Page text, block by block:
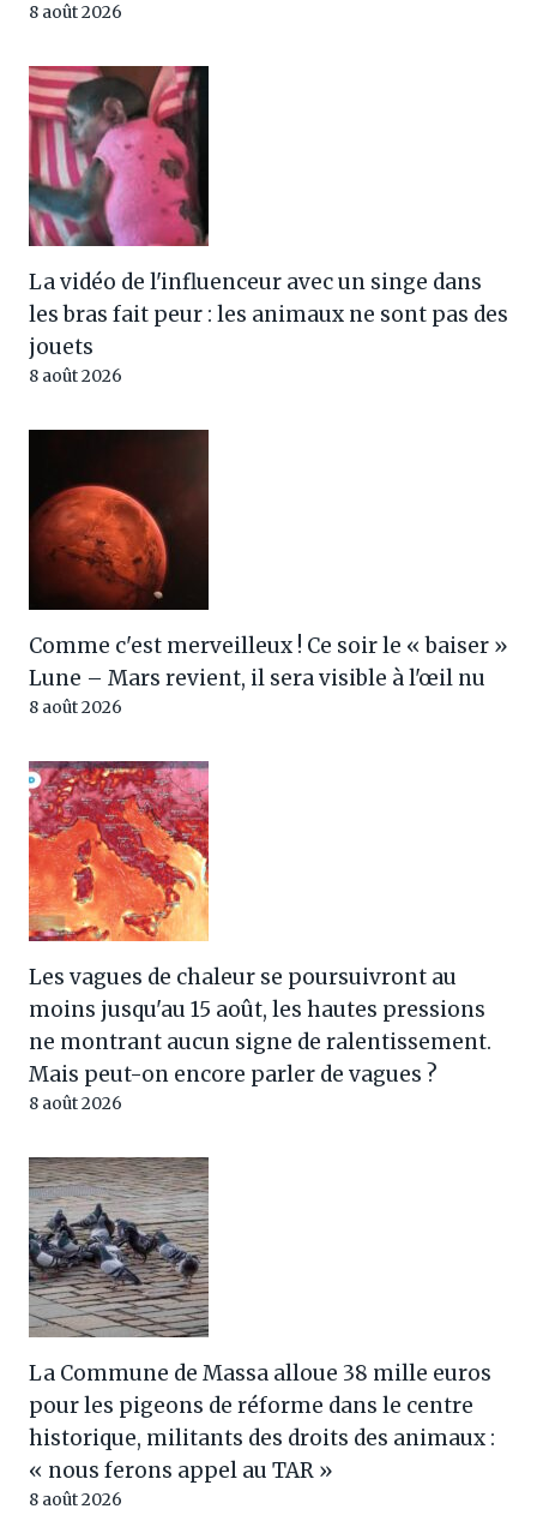
8 août 2026
La vidéo de l'influenceur avec un singe dans
les bras fait peur : les animaux ne sont pas des
jouets
8 août 2026
Comme c'est merveilleux ! Ce soir le « baiser »
Lune – Mars revient, il sera visible à l'œil nu
8 août 2026
Les vagues de chaleur se poursuivront au
moins jusqu'au 15 août, les hautes pressions
ne montrant aucun signe de ralentissement.
Mais peut-on encore parler de vagues ?
8 août 2026
La Commune de Massa alloue 38 mille euros
pour les pigeons de réforme dans le centre
historique, militants des droits des animaux :
« nous ferons appel au TAR »
8 août 2026